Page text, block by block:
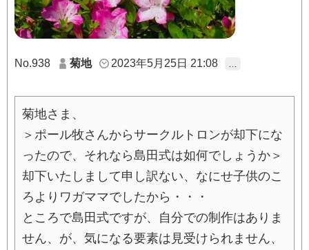
No.938 菊地 2023年5月25日 21:08
菊地さま、
＞ポール牧さんからサークルトロンが却下にな
ったので、それなら島田式は如何でしょうか＞
却下いたしまして申し訳ない、なにせ子供のこ
ろよりワガママでしたから・・・
ところで島田式ですが、自分での制作はありま
せん、が、気になる要素は見受けられません、